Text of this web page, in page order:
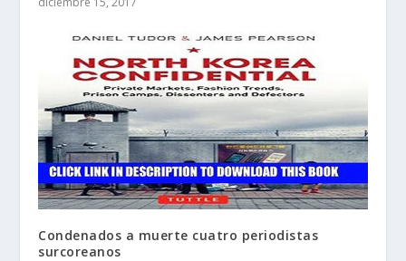
Condenados a muerte cuatro periodistas
surcoreanos